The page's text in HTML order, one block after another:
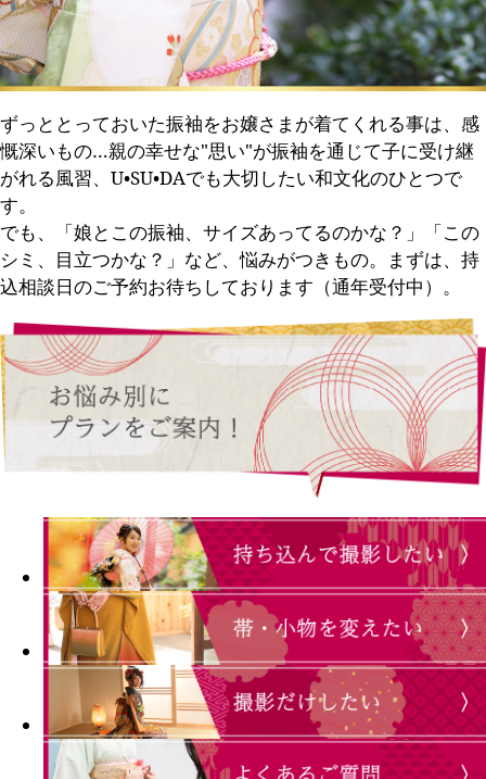
ずっととっておいた振袖をお嬢さまが着てくれる事は、感
慨深いもの…親の幸せな"思い"が振袖を通じて子に受け継
がれる風習、U•SU•DAでも大切したい和文化のひとつで
す。
でも、「娘とこの振袖、サイズあってるのかな？」「この
シミ、目立つかな？」など、悩みがつきもの。まずは、持
込相談日のご予約お待ちしております（通年受付中）。